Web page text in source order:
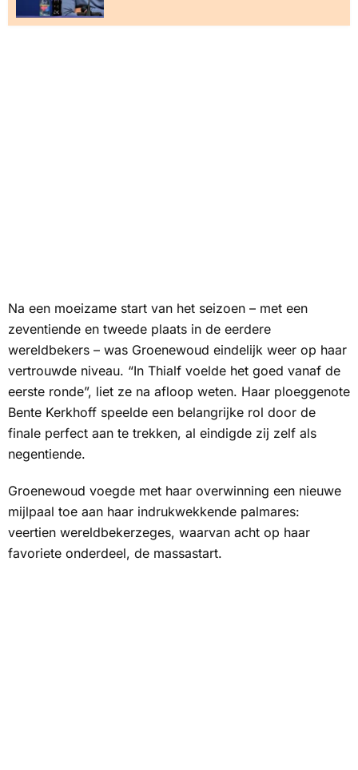
Na een moeizame start van het seizoen – met een
zeventiende en tweede plaats in de eerdere
wereldbekers – was Groenewoud eindelijk weer op haar
vertrouwde niveau. “In Thialf voelde het goed vanaf de
eerste ronde”, liet ze na afloop weten. Haar ploeggenote
Bente Kerkhoff speelde een belangrijke rol door de
finale perfect aan te trekken, al eindigde zij zelf als
negentiende.
Groenewoud voegde met haar overwinning een nieuwe
mijlpaal toe aan haar indrukwekkende palmares:
veertien wereldbekerzeges, waarvan acht op haar
favoriete onderdeel, de massastart.